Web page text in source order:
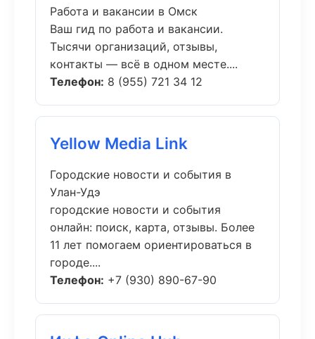
Работа и вакансии в Омск
Ваш гид по работа и вакансии.
Тысячи организаций, отзывы,
контакты — всё в одном месте....
Телефон: 8 (955) 721 34 12
Yellow Media Link
Городские новости и события в
Улан-Удэ
городские новости и события
онлайн: поиск, карта, отзывы. Более
11 лет помогаем ориентироваться в
городе....
Телефон: +7 (930) 890-67-90